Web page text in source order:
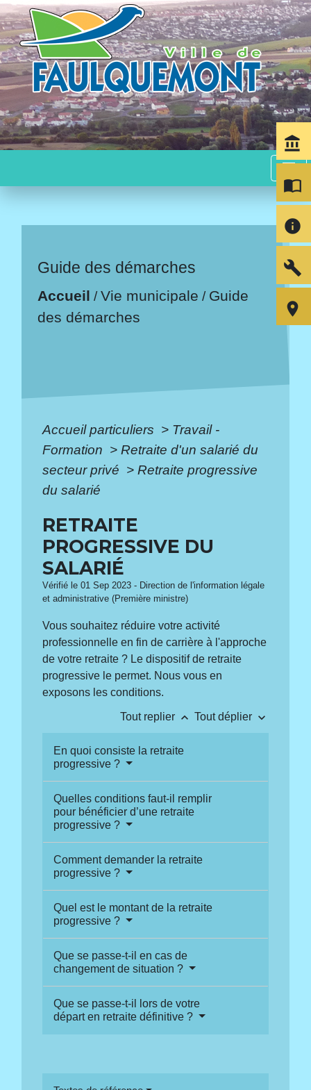
menu
Guide des démarches
Accueil /Vie municipale / Guide
des démarches
Accueil particuliers > Travail -
Formation > Retraite d'un salarié du
secteur privé > Retraite progressive
du salarié
RETRAITE
PROGRESSIVE DU
SALARIÉ
Vérifié le 01 Sep 2023 - Direction de l'information légale
et administrative (Première ministre)
Vous souhaitez réduire votre activité
professionnelle en fin de carrière à l'approche
de votre retraite ? Le dispositif de retraite
progressive le permet. Nous vous en
exposons les conditions.
Tout replier keyboard_arrow_up Tout déplier keyboard_arrow_down
En quoi consiste la retraite
progressive ?
Quelles conditions faut-il remplir
pour bénéficier d’une retraite
progressive ?
Comment demander la retraite
progressive ?
Quel est le montant de la retraite
progressive ?
Que se passe-t-il en cas de
changement de situation ?
Que se passe-t-il lors de votre
départ en retraite définitive ?
account_balance
import_contacts
info
build
room